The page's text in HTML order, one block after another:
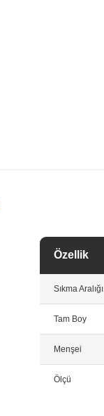
Özellik
Sıkma Aralığı
Tam Boy
Menşei
Ölçü